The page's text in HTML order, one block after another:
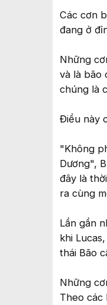
Các cơn
đang ở
Những
và là bão
chúng là
Điều này
"Không
Dương",
đây là
ra cùng
Lần gần
khi
thái Bão
Những
Theo các